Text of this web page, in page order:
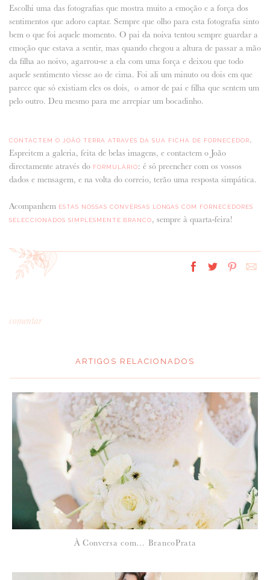
Escolhi uma das fotografias que mostra muito a emoção e a força dos
sentimentos que adoro captar. Sempre que olho para esta fotografia sinto
bem o que foi aquele momento. O pai da noiva tentou sempre guardar a
emoção que estava a sentir, mas quando chegou a altura de passar a mão
da filha ao noivo, agarrou-se a ela com uma força e deixou que todo
aquele sentimento viesse ao de cima. Foi ali um minuto ou dois em que
parece que só existiam eles os dois, o amor de pai e filha que sentem um
pelo outro. Deu mesmo para me arrepiar um bocadinho.
CONTACTEM O JOÃO TERRA ATRAVÉS DA SUA FICHA DE FORNECEDOR.
Espreitem a galeria, feita de belas imagens, e contactem o João
directamente através do FORMULÁRIO: é só preencher com os vossos
dados e mensagem, e na volta do correio, terão uma resposta simpática.
Acompanhem ESTAS NOSSAS CONVERSAS LONGAS COM FORNECEDORES
SELECCIONADOS SIMPLESMENTE BRANCO, sempre à quarta-feira!
comentar
NOME
ARTIGOS RELACIONADOS
À Conversa com… BrancoPrata